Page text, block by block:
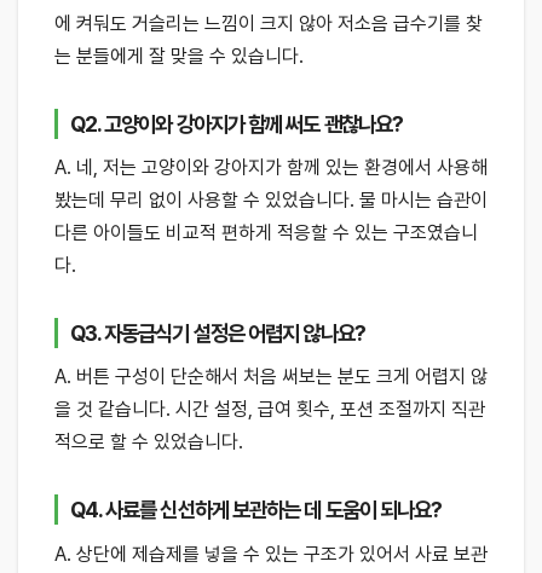
에 켜둬도 거슬리는 느낌이 크지 않아 저소음 급수기를 찾
는 분들에게 잘 맞을 수 있습니다.
Q2. 고양이와 강아지가 함께 써도 괜찮나요?
A. 네, 저는 고양이와 강아지가 함께 있는 환경에서 사용해
봤는데 무리 없이 사용할 수 있었습니다. 물 마시는 습관이
다른 아이들도 비교적 편하게 적응할 수 있는 구조였습니
다.
Q3. 자동급식기 설정은 어렵지 않나요?
A. 버튼 구성이 단순해서 처음 써보는 분도 크게 어렵지 않
을 것 같습니다. 시간 설정, 급여 횟수, 포션 조절까지 직관
적으로 할 수 있었습니다.
Q4. 사료를 신선하게 보관하는 데 도움이 되나요?
A. 상단에 제습제를 넣을 수 있는 구조가 있어서 사료 보관